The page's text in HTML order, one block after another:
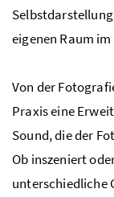
eigenen Raum im
Von der
Praxis eine
Sound, die der
Ob inszeniert
unterschiedliche